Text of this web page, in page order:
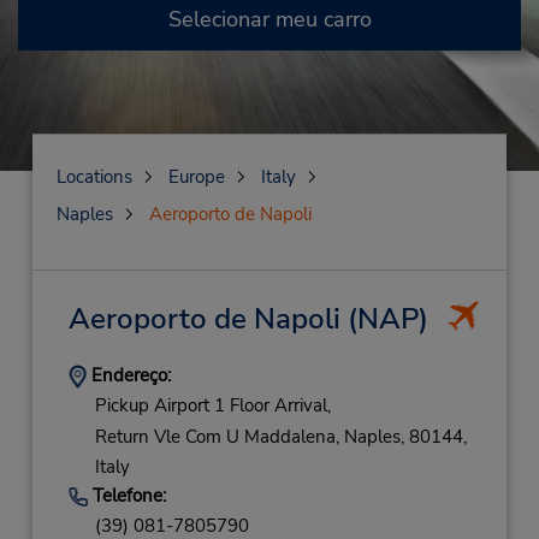
Selecionar meu carro
Locations Europe
Italy
Naples
Aeroporto de Napoli
Aeroporto de Napoli (NAP)
Endereço:
Pickup Airport 1 Floor Arrival,
Return Vle Com U Maddalena, Naples, 80144,
Italy
Telefone:
(39) 081-7805790